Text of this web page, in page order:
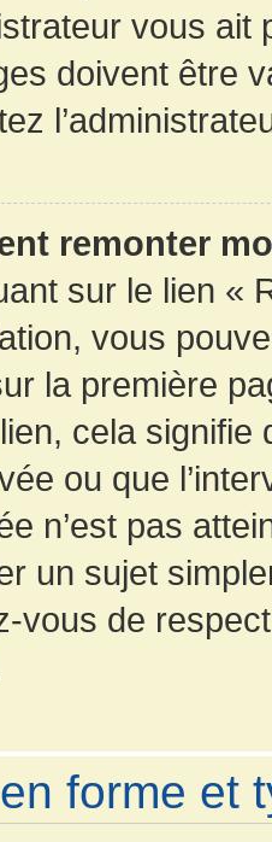
vous
doivent être
remonter
sur le lien «
vous
la première
cela signifie
ou que
n’est pas
un sujet
vous de
forme et